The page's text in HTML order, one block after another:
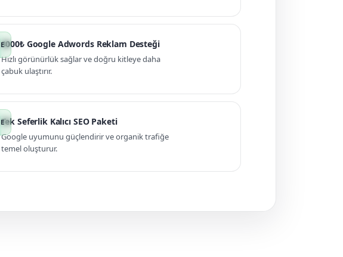
3000₺ Google Adwords Reklam Desteği
Hızlı görünürlük sağlar ve doğru kitleye daha
çabuk ulaştırır.
Tek Seferlik Kalıcı SEO Paketi
Google uyumunu güçlendirir ve organik trafiğe
temel oluşturur.